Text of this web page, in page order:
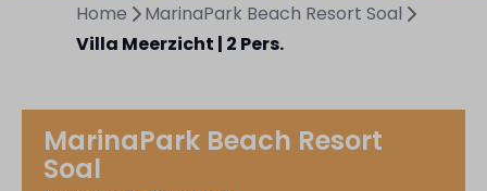
Home
MarinaPark Beach Resort Soal
Villa Meerzicht | 2 Pers.
MarinaPark Beach Resort
Soal